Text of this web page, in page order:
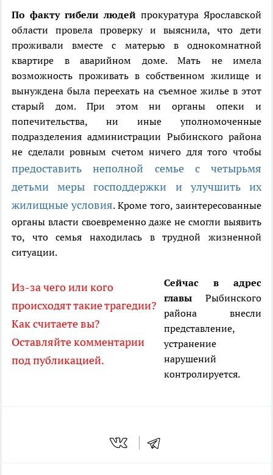
По факту гибели людей прокуратура Ярославской
области провела проверку и выяснила, что дети
проживали вместе с матерью в однокомнатной
квартире в аварийном доме. Мать не имела
возможность проживать в собственном жилище и
вынуждена была переехать на съемное жилье в этот
старый дом. При этом ни органы опеки и
попечительства, ни иные уполномоченные
подразделения администрации Рыбинского района
не сделали ровным счетом ничего для того чтобы
предоставить неполной семье с четырьмя
детьми меры господдержки и улучшить их
жилищные условия. Кроме того, заинтересованные
органы власти своевременно даже не смогли выявить
то, что семья находилась в трудной жизненной
ситуации.
Из-за чего или кого
происходят такие трагедии?
Как считаете вы?
Оставляйте комментарии
под публикацией.
Сейчас в адрес
главы Рыбинского
района внесли
представление,
устранение
нарушений
контролируется.